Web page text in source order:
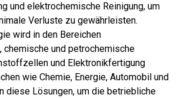
und elektrochemische Reinigung, um
Verluste zu gewährleisten.
wird in den Bereichen
chemische und petrochemische
und Elektronikfertigung
wie Chemie, Energie, Automobil und
diese Lösungen, um die betriebliche